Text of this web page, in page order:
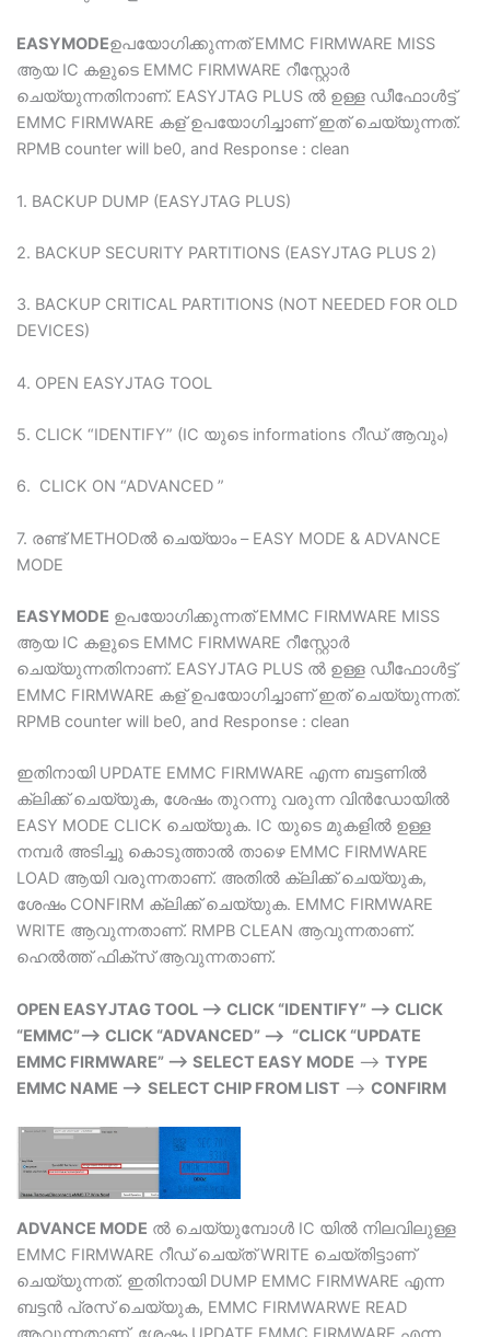
EASYMODEഉപയോഗിക്കുന്നത് EMMC FIRMWARE MISS
ആയ IC കളുടെ EMMC FIRMWARE റീസ്റ്റോർ
ചെയ്യുന്നതിനാണ്. EASYJTAG PLUS ൽ ഉള്ള ഡീഫോൾട്ട്
EMMC FIRMWARE കള് ഉപയോഗിച്ചാണ് ഇത് ചെയ്യുന്നത്.
RPMB counter will be0, and Response : clean
1. BACKUP DUMP (EASYJTAG PLUS)
2. BACKUP SECURITY PARTITIONS (EASYJTAG PLUS 2)
3. BACKUP CRITICAL PARTITIONS (NOT NEEDED FOR OLD
DEVICES)
4. OPEN EASYJTAG TOOL
5. CLICK “IDENTIFY” (IC യുടെ informations റീഡ് ആവും)
6. CLICK ON “ADVANCED ”
7. രണ്ട് METHODല്‍ ചെയ്യാം – EASY MODE & ADVANCE
MODE
EASYMODE ഉപയോഗിക്കുന്നത് EMMC FIRMWARE MISS
ആയ IC കളുടെ EMMC FIRMWARE റീസ്റ്റോർ
ചെയ്യുന്നതിനാണ്. EASYJTAG PLUS ൽ ഉള്ള ഡീഫോൾട്ട്
EMMC FIRMWARE കള് ഉപയോഗിച്ചാണ് ഇത് ചെയ്യുന്നത്.
RPMB counter will be0, and Response : clean
ഇതിനായി UPDATE EMMC FIRMWARE എന്ന ബട്ടണില്‍
ക്ലിക്ക് ചെയ്യുക, ശേഷം തുറന്നു വരുന്ന വിന്‍ഡോയില്‍
EASY MODE CLICK ചെയ്യുക. IC യുടെ മുകളില്‍ ഉള്ള
നമ്പര്‍ അടിച്ചു കൊടുത്താല്‍ താഴെ EMMC FIRMWARE
LOAD ആയി വരുന്നതാണ്. അതില്‍ ക്ലിക്ക് ചെയ്യുക,
ശേഷം CONFIRM ക്ലിക്ക് ചെയ്യുക. EMMC FIRMWARE
WRITE ആവുന്നതാണ്. RMPB CLEAN ആവുന്നതാണ്.
ഹെല്‍ത്ത്‌ ഫിക്സ് ആവുന്നതാണ്.
OPEN EASYJTAG TOOL –> CLICK “IDENTIFY” –> CLICK
“EMMC”–> CLICK “ADVANCED” –> “CLICK “UPDATE
EMMC FIRMWARE” –> SELECT EASY MODE –> TYPE
EMMC NAME –> SELECT CHIP FROM LIST–> CONFIRM
ADVANCE MODE ല്‍ ചെയ്യുമ്പോള്‍ IC യില്‍ നിലവിലുള്ള
EMMC FIRMWARE റീഡ് ചെയ്ത് WRITE ചെയ്തിട്ടാണ്
ചെയ്യുന്നത്. ഇതിനായി DUMP EMMC FIRMWARE എന്ന
ബട്ടന്‍ പ്രസ്‌ ചെയ്യുക, EMMC FIRMWARWE READ